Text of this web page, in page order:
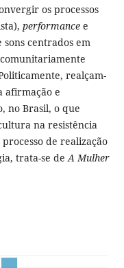
os processos
performancee
sons centrados em
comunitariamente
realçam-
afirmação e
no Brasil, o que
na resistência
de realização
trata-se de A Mulher